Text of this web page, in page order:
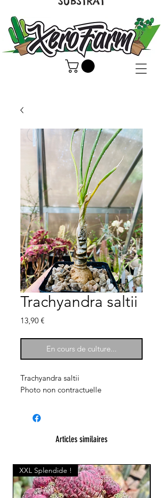
Trachyandra saltii
13,90 €Prix
En cours de culture...
Trachyandra saltii
Photo non contractuelle
Articles similaires
XXL Splendide !